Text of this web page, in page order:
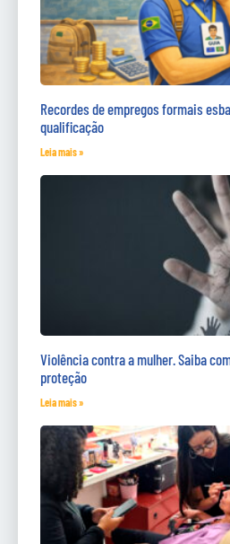
Recordes de empregos formais
qualificação
Leia mais »
Violência contra a mulher. Saiba
proteção
Leia mais »